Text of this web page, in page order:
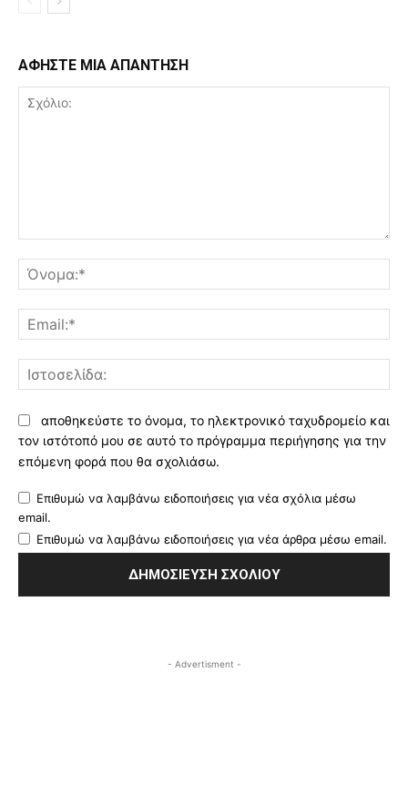
ΑΦΗΣΤΕ ΜΙΑ ΑΠΑΝΤΗΣΗ
αποθηκεύστε το όνομα, το ηλεκτρονικό ταχυδρομείο και
τον ιστότοπό μου σε αυτό το πρόγραμμα περιήγησης για την
επόμενη φορά που θα σχολιάσω.
Επιθυμώ να λαμβάνω ειδοποιήσεις για νέα σχόλια μέσω
email.
Επιθυμώ να λαμβάνω ειδοποιήσεις για νέα άρθρα μέσω email.
- Advertisment -